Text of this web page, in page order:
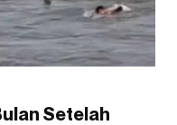
Setelah